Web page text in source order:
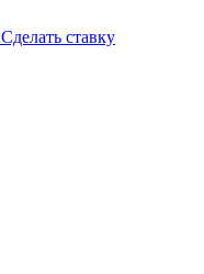
Сделать ставку